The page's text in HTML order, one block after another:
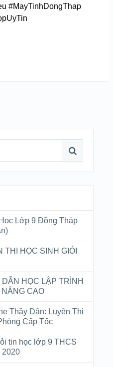
#MayTinhDongThap
Lớp 9 Đồng Tháp
THI HỌC SINH GIỎI
HỌC LẬP TRÌNH
CAO
Thầy Dân: Luyện Thi
Cấp Tốc
tin học lớp 9 THCS
2020